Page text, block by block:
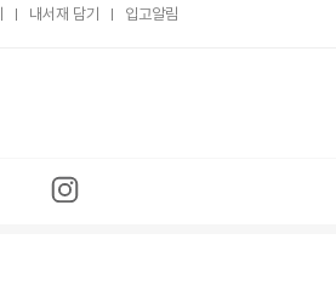
내서재 담기 입고알림